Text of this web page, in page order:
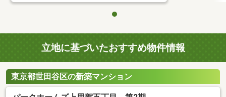
立地に基づいたおすすめ物件情報
東京都世田谷区の新築マンション